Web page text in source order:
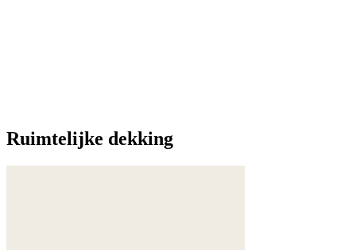
Ruimtelijke dekking